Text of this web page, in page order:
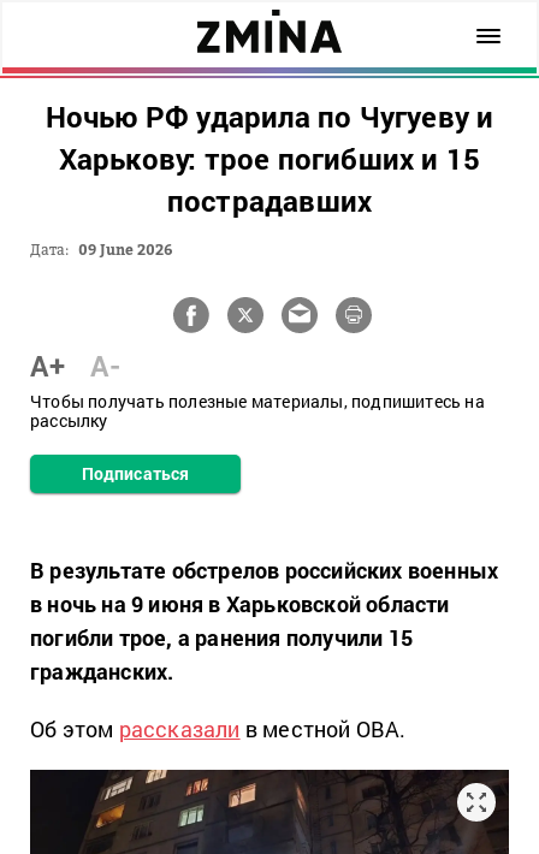
Ночью РФ ударила по Чугуеву и
Харькову: трое погибших и 15
пострадавших
Дата: 09 June 2026
A+ A-
Чтобы получать полезные материалы, подпишитесь на
рассылку
Подписаться
В результате обстрелов российских военных
в ночь на 9 июня в Харьковской области
погибли трое, а ранения получили 15
гражданских.
Об этом рассказали в местной ОВА.